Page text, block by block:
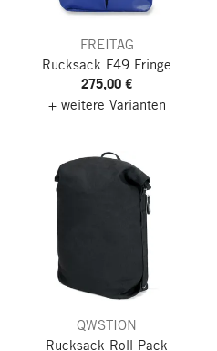
FREITAG
Rucksack F49 Fringe
275,00 €
+ weitere Varianten
QWSTION
Rucksack Roll Pack